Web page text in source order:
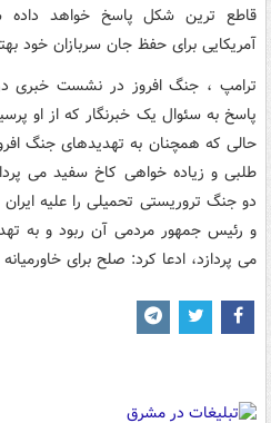
قاطع ترین شکل پاسخ خواهد
آمریکایی برای حفظ جان سربازان خود
ترامپ ، جنگ افروز در نشست خبری
پاسخ به سئوال یک خبرنگار که از او
حالی که همچنان به تهدیدهای جنگ
طلبی و زیاده خواهی کاخ سفید می
دو جنگ تروریستی تحمیلی را علیه ایران
و رئیس جمهور مردمی آن ربود و به
می پردازد، ادعا کرد: صلح برای